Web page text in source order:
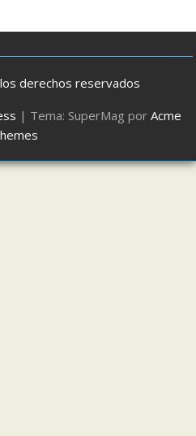
derechos reservados
| Tema: SuperMag por Acme